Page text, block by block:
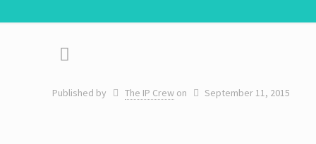
Published by The IP Crew on September 11, 2015